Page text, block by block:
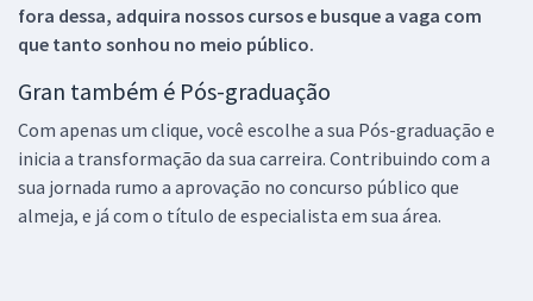
fora dessa, adquira nossos cursos e busque a vaga com
que tanto sonhou no meio público.
Gran também é Pós-graduação
Com apenas um clique, você escolhe a sua Pós-graduação e
inicia a transformação da sua carreira. Contribuindo com a
sua jornada rumo a aprovação no concurso público que
almeja, e já com o título de especialista em sua área.